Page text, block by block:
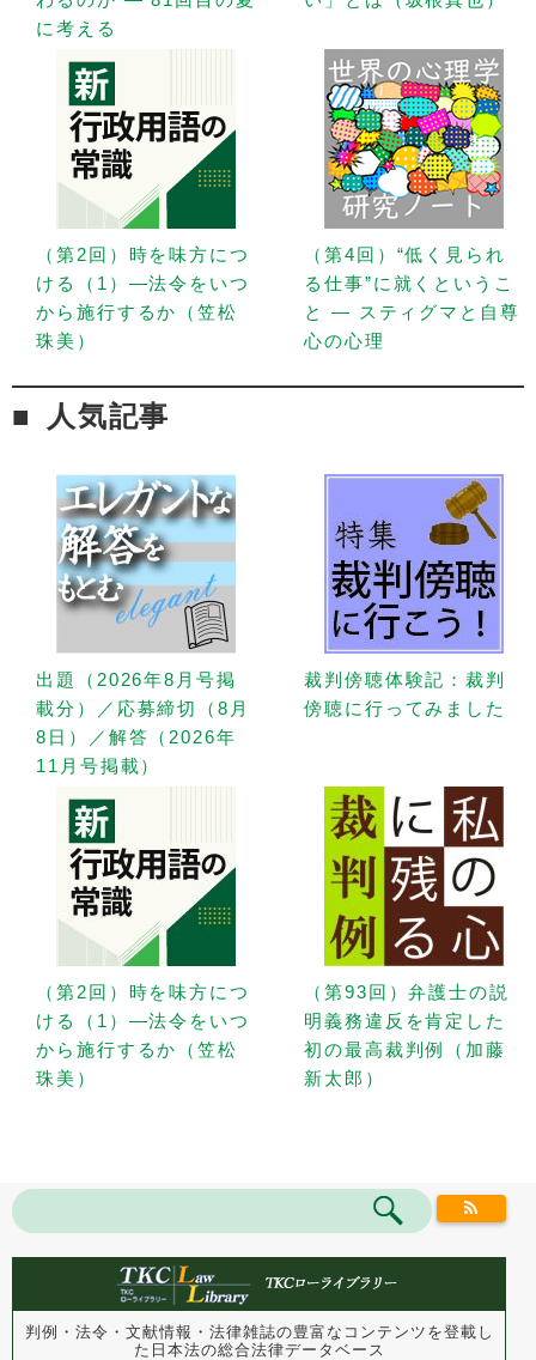
に考える
（第2回）時を味方につ
ける（1）—法令をいつ
から施行するか（笠松
珠美）
（第4回）“低く見られ
る仕事”に就くというこ
と — スティグマと自尊
心の心理
人気記事
出題（2026年8月号掲
載分）／応募締切（8月
8日）／解答（2026年
11月号掲載）
裁判傍聴体験記：裁判
傍聴に行ってみました
（第2回）時を味方につ
ける（1）—法令をいつ
から施行するか（笠松
珠美）
（第93回）弁護士の説
明義務違反を肯定した
初の最高裁判例（加藤
新太郎）
判例・法令・文献情報・法律雑誌の豊富なコンテンツを登載し
た 日本法の総合法律データベース